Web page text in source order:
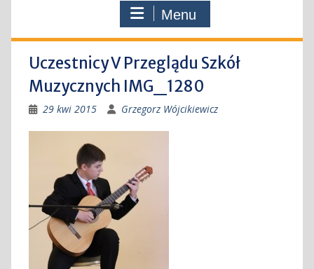
Menu
Uczestnicy V Przeglądu Szkół
Muzycznych IMG_1280
29 kwi 2015 Grzegorz Wójcikiewicz